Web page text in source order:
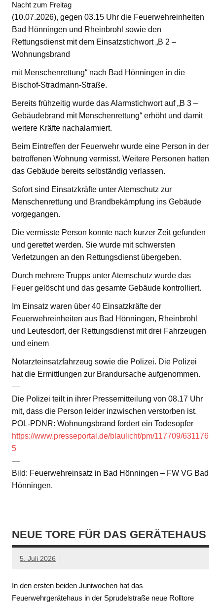
Nacht zum Freitag
(10.07.2026), gegen 03.15 Uhr die Feuerwehreinheiten
Bad Hönningen und Rheinbrohl sowie den
Rettungsdienst mit dem Einsatzstichwort „B 2 –
Wohnungsbrand
mit Menschenrettung“ nach Bad Hönningen in die
Bischof-Stradmann-Straße.
Bereits frühzeitig wurde das Alarmstichwort auf „B 3 –
Gebäudebrand mit Menschenrettung“ erhöht und damit
weitere Kräfte nachalarmiert.
Beim Eintreffen der Feuerwehr wurde eine Person in der
betroffenen Wohnung vermisst. Weitere Personen hatten
das Gebäude bereits selbständig verlassen.
Sofort sind Einsatzkräfte unter Atemschutz zur
Menschenrettung und Brandbekämpfung ins Gebäude
vorgegangen.
Die vermisste Person konnte nach kurzer Zeit gefunden
und gerettet werden. Sie wurde mit schwersten
Verletzungen an den Rettungsdienst übergeben.
Durch mehrere Trupps unter Atemschutz wurde das
Feuer gelöscht und das gesamte Gebäude kontrolliert.
Im Einsatz waren über 40 Einsatzkräfte der
Feuerwehreinheiten aus Bad Hönningen, Rheinbrohl
und Leutesdorf, der Rettungsdienst mit drei Fahrzeugen
und einem
Notarzteinsatzfahrzeug sowie die Polizei. Die Polizei
hat die Ermittlungen zur Brandursache aufgenommen.
—
Die Polizei teilt in ihrer Pressemitteilung von 08.17 Uhr
mit, dass die Person leider inzwischen verstorben ist.
POL-PDNR: Wohnungsbrand fordert ein Todesopfer
https://www.presseportal.de/blaulicht/pm/117709/631176
5
—
Bild: Feuerwehreinsatz in Bad Hönningen – FW VG Bad
Hönningen.
NEUE TORE FÜR DAS GERÄTEHAUS
5. Juli 2026
In den ersten beiden Juniwochen hat das
Feuerwehrgerätehaus in der Sprudelstraße neue Rolltore